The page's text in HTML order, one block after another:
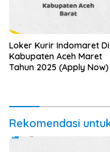
Loker Kurir Indomaret Di
Kabupaten Aceh Maret
Tahun 2025 (Apply Now)
Rekomendasi